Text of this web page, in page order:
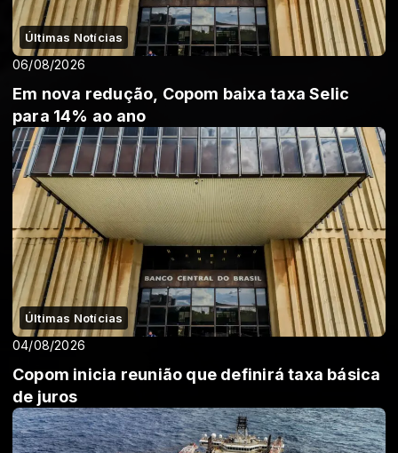
Últimas Notícias
06/08/2026
Em nova redução, Copom baixa taxa Selic
para 14% ao ano
Últimas Notícias
04/08/2026
Copom inicia reunião que definirá taxa básica
de juros